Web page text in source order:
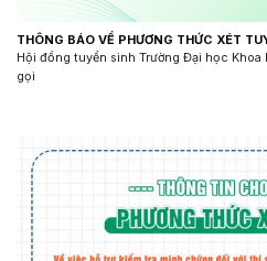
THÔNG BÁO VỀ PHƯƠNG THỨC XÉT
Hội đồng tuyển sinh Trường Đại học
gọi